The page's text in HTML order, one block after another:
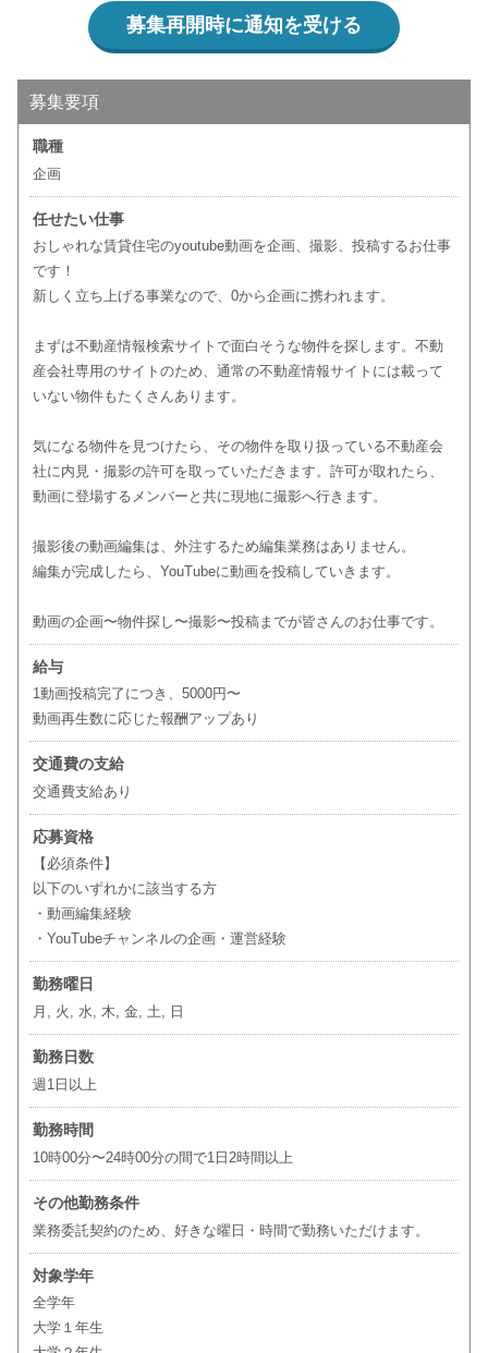
募集再開時に通知を受ける
募集要項
職種
企画
任せたい仕事
おしゃれな賃貸住宅のyoutube動画を企画、撮影、投稿するお仕事
です！
新しく立ち上げる事業なので、0から企画に携われます。
まずは不動産情報検索サイトで面白そうな物件を探します。不動
産会社専用のサイトのため、通常の不動産情報サイトには載って
いない物件もたくさんあります。
気になる物件を見つけたら、その物件を取り扱っている不動産会
社に内見・撮影の許可を取っていただきます。許可が取れたら、
動画に登場するメンバーと共に現地に撮影へ行きます。
撮影後の動画編集は、外注するため編集業務はありません。
編集が完成したら、YouTubeに動画を投稿していきます。
動画の企画〜物件探し〜撮影〜投稿までが皆さんのお仕事です。
給与
1動画投稿完了につき、5000円〜
動画再生数に応じた報酬アップあり
交通費の支給
交通費支給あり
応募資格
【必須条件】
以下のいずれかに該当する方
・動画編集経験
・YouTubeチャンネルの企画・運営経験
勤務曜日
月, 火, 水, 木, 金, 土, 日
勤務日数
週1日以上
勤務時間
10時00分〜24時00分の間で1日2時間以上
その他勤務条件
業務委託契約のため、好きな曜日・時間で勤務いただけます。
対象学年
全学年
大学１年生